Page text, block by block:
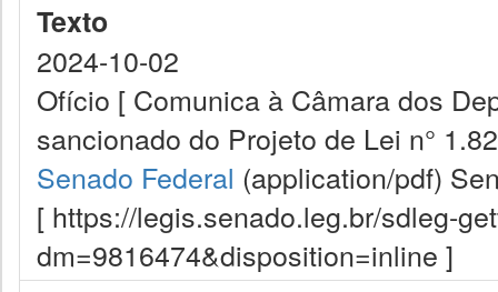
Texto
2024-10-02
Ofício [ Comunica à Câmara dos
sancionado do Projeto de Lei n°
Senado Federal (application/pdf)
[ https://legis.senado.leg.br/sdleg-
dm=9816474&disposition=inline ]